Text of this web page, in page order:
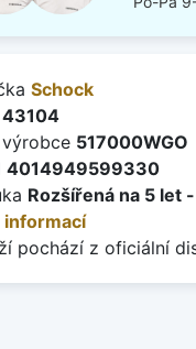
Schock
43104
výrobce 517000WGO
4014949599330
Rozšířená na 5 let -
informací
pochází z oficiální